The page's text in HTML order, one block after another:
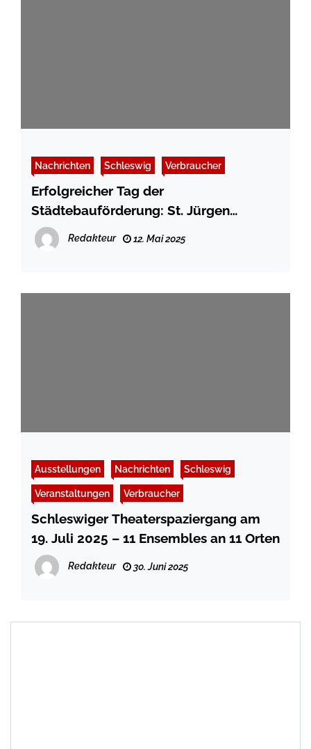
Nachrichten Schleswig Verbraucher
Erfolgreicher Tag der
Städtebauförderung: St. Jürgen
gemeinsam entdecken & gestalten
Redakteur 12. Mai 2025
Ausstellungen Nachrichten Schleswig
Veranstaltungen Verbraucher
Schleswiger Theaterspaziergang am
19. Juli 2025 – 11 Ensembles an 11 Orten
Redakteur 30. Juni 2025